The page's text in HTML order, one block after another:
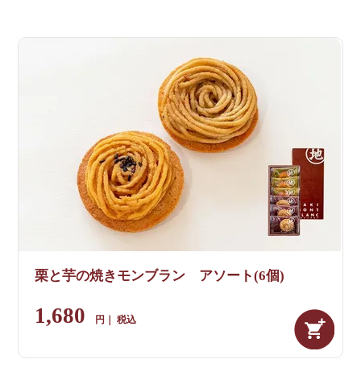
栗と芋の焼きモンブラン アソート(6個)
1,680 税込